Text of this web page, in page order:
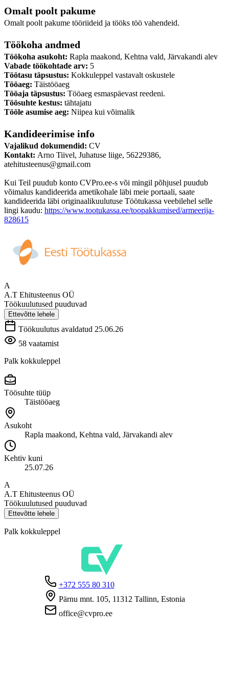
Omalt poolt pakume
Omalt poolt pakume tööriideid ja tööks töö vahendeid.
Töökoha andmed
Töökoha asukoht: Rapla maakond, Kehtna vald, Järvakandi alev
Vabade töökohtade arv: 5
Töötasu täpsustus: Kokkuleppel vastavalt oskustele
Tööaeg: Täistööaeg
Tööaja täpsustus: Tööaeg esmaspäevast reedeni.
Töösuhte kestus: tähtajatu
Tööle asumise aeg: Niipea kui võimalik
Kandideerimise info
Vajalikud dokumendid: CV
Kontakt: Arno Tiivel, Juhatuse liige, 56229386,
atehitusteenus@gmail.com
Kui Teil puudub konto CVPro.ee-s või mingil põhjusel puudub
võimalus kandideerida ametikohale läbi meie portaali, saate
kandideerida läbi originaalikuulutuse Töötukassa veebilehel selle
lingi kaudu: https://www.tootukassa.ee/toopakkumised/armeerija-
828615
A
A.T Ehitusteenus OÜ
Töökuulutused puuduvad
Ettevõtte lehele
Töökuulutus avaldatud 25.06.26
58 vaatamist
Palk kokkuleppel
Töösuhte tüüp
Täistööaeg
Asukoht
Rapla maakond, Kehtna vald, Järvakandi alev
Kehtiv kuni
25.07.26
A
A.T Ehitusteenus OÜ
Töökuulutused puuduvad
Ettevõtte lehele
Palk kokkuleppel
+372 555 80 310
Pärnu mnt. 105, 11312 Tallinn, Estonia
office@cvpro.ee